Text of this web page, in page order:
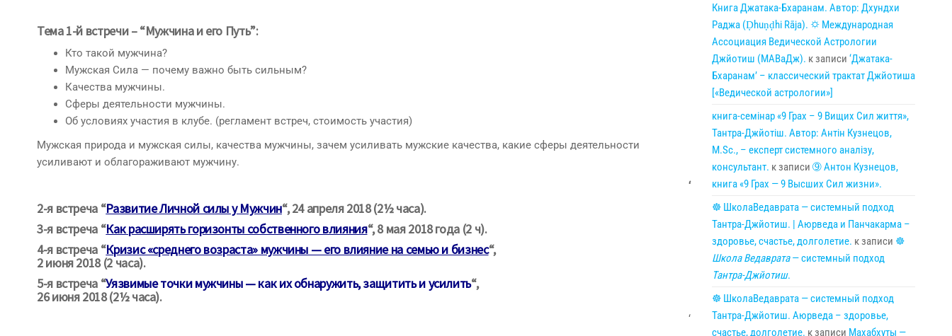
Тема 1-й встречи – “Мужчина и его Путь”:
Кто такой мужчина?
Мужская Сила — почему важно быть сильным?
Качества мужчины.
Сферы деятельности мужчины.
Об условиях участия в клубе. (регламент встреч, стоимость участия)
Мужская природа и мужская силы, качества мужчины, зачем усиливать мужские качества, какие сферы деятельности
усиливают и облагораживают мужчину.
‘
2-я встреча “Развитие Личной силы у Мужчин“, 24 апреля 2018 (2½ часа).
3-я встреча “Как расширять горизонты собственного влияния“, 8 мая 2018 года (2 ч).
4-я встреча “Кризис «среднего возраста» мужчины — его влияние на семью и бизнес“,
2 июня 2018 (2 часа).
5-я встреча “Уязвимые точки мужчины — как их обнаружить, защитить и усилить“,
26 июня 2018 (2½ часа).
‘
Книга Джатака-Бхаранам. Автор: Дхундхи
Раджа (Ḍhuṇḍhi Rāja). 🌣 Международная
Ассоциация Ведической Астрологии
Джйотиш (МАВаДж). к записи ‘Джатака-
Бхаранам’ – классический трактат Джйотиша
[«Ведической астрологии»]
книга-семінар «9 Грах – 9 Вищих Сил життя»,
Тантра-Джйотіш. Автор: Антін Кузнецов,
M.Sc., – експерт системного аналізу,
консультант. к записи ➈ Антон Кузнецов,
книга «9 Грах — 9 Высших Сил жизни».
☸ ШколаВедаврата — системный подход
Тантра-Джйотиш. | Аюрведа и Панчакарма –
здоровье, счастье, долголетие. к записи ☸
Школа Ведаврата— системный подход
Тантра-Джйотиш.
☸ ШколаВедаврата — системный подход
Тантра-Джйотиш. Аюрведа – здоровье,
счастье, долголетие. к записи Махабхуты —